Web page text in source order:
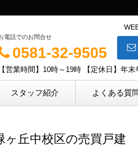
電話でのお問合せ
0581-32-9505
【営業時間】10時～19時 【定休日】年末
スタッフ紹介 よくある質
ヶ丘中校区の売買戸建